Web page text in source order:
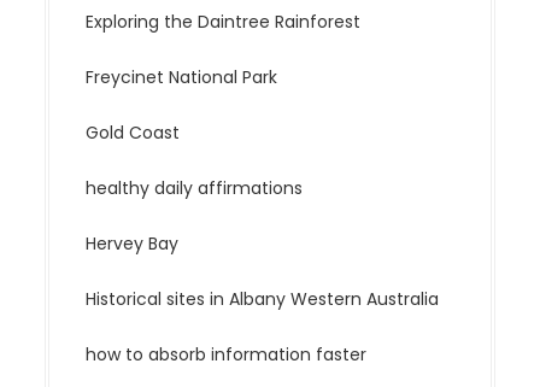
Exploring the Daintree Rainforest
Freycinet National Park
Gold Coast
healthy daily affirmations
Hervey Bay
Historical sites in Albany Western Australia
how to absorb information faster